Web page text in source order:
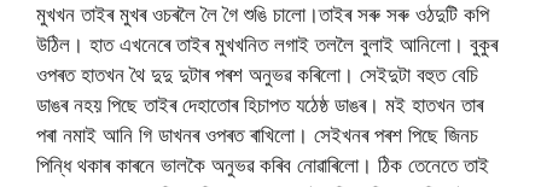
মুখখন তাইৰ মুখৰ ওচৰলৈ লৈ গৈ শুঙি চালো।তাইৰ সৰু সৰু ওঠদুটি কপি
উঠিল। হাত এখনেৰে তাইৰ মুখখনিত লগাই তললৈ বুলাই আনিলো। বুকুৰ
ওপৰত হাতখন থৈ দুদু দুটাৰ পৰশ অনুভৱ কৰিলো। সেইদুটা বহুত বেচি
ডাঙৰ নহয় পিছে তাইৰ দেহাতোৰ হিচাপত যঠেষ্ঠ ডাঙৰ। মই হাতখন তাৰ
পৰা নমাই আনি গি ডাখনৰ ওপৰত ৰাখিলো। সেইখনৰ পৰশ পিছে জিনচ
পিন্ধি থকাৰ কাৰনে ভালকৈ অনুভৱ কৰিব নোৱাৰিলো। ঠিক তেনেতে তাই